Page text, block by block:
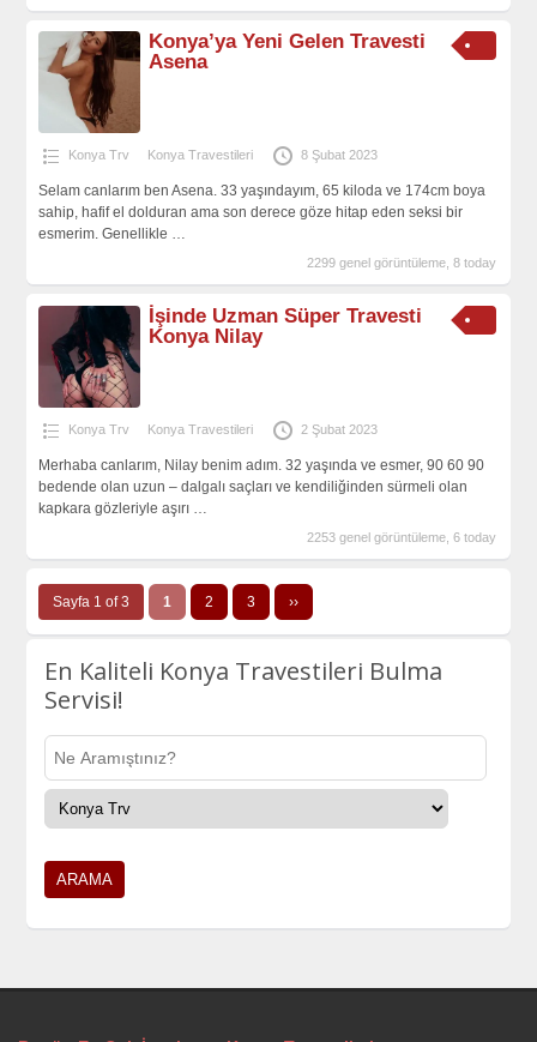
Konya’ya Yeni Gelen Travesti
Asena
Konya Trv Konya Travestileri 8 Şubat 2023
Selam canlarım ben Asena. 33 yaşındayım, 65 kiloda ve 174cm boya
sahip, hafif el dolduran ama son derece göze hitap eden seksi bir
esmerim. Genellikle …
2299 genel görüntüleme, 8 today
İşinde Uzman Süper Travesti
Konya Nilay
Konya Trv Konya Travestileri 2 Şubat 2023
Merhaba canlarım, Nilay benim adım. 32 yaşında ve esmer, 90 60 90
bedende olan uzun – dalgalı saçları ve kendiliğinden sürmeli olan
kapkara gözleriyle aşırı …
2253 genel görüntüleme, 6 today
Sayfa 1 of 3 1 2 3 ››
En Kaliteli Konya Travestileri Bulma
Servisi!